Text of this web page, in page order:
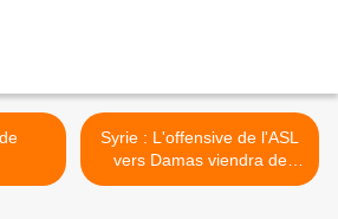
Syrie : L'offensive de l'ASL
vers Damas viendra de
Jordanie >